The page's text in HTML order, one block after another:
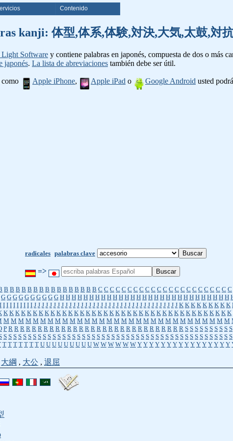
Contenido
kanji: 体型,体系,体験,対決,大気,太鼓,対
Light Software y contiene palabras en japonés, compuesta de dos o más
japonés. La lista de abreviaciones también debe ser útil.
Apple iPhone, Apple iPad o Google Android usted
radicales palabras clave
=>
B B B B B B B B B B B B B B B B C C C C C C C C C C C C C C C C C C C C C C C
G G G G G G G G G G H H H H H H H H H H H H H H H H H H H H H H H H H H H H H
I I I I I I I I I I J J J J J J J J J J J J J J J J J J J J J J J J J J J J J J J J J J J J J K K K K K K K K K
K K K K K K K K K K K K K K K K K K K K K K K K K K K K K K K K K K K K K K K
M M M M M M M M M M M M M M M M M M M M M M M M M M M M M M M
P R R R R R R R R R R R R R R R R R R R R R R R R R R R R R R S S S S S S S S S S
S S S S S S S S S S S S S S S S S S S S S S S S S S S S S S S S S S S S S S S S S S S S S S S
T T T T T T T U U U U U U U U U W W W W W W Y Y Y Y Y Y Y Y Y Y Y Y Y Y Y Y
大綱 , 大公 , 退屈